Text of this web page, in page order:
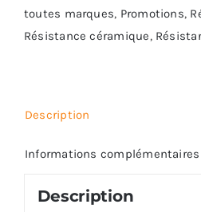
toutes marques, Promotions,
Résistance céramique,
Description
Informations complémentaires
Description